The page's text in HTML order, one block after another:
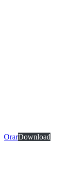
OrarDownload